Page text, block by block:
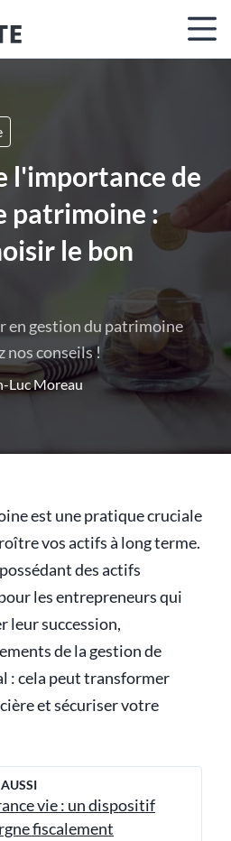
l'importance de
patrimoine :
le bon
en gestion du patrimoine
conseils !
Luc Moreau
est une pratique cruciale
vos actifs à long terme.
des actifs
les entrepreneurs qui
leur succession,
de la gestion de
: cela peut transformer
et sécuriser votre
vie : un dispositif
fiscalement